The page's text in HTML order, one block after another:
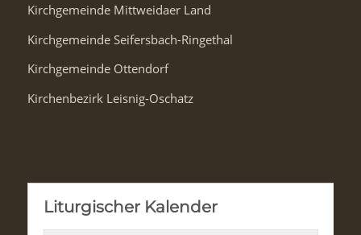
Kirchgemeinde Mittweidaer Land
Kirchgemeinde Seifersbach-Ringethal
Kirchgemeinde Ottendorf
Kirchenbezirk Leisnig-Oschatz